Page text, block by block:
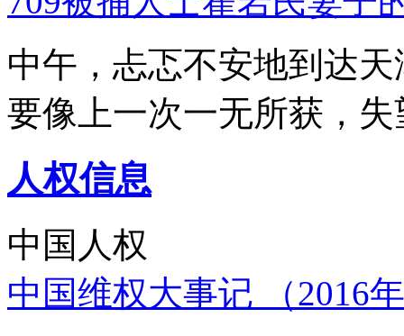
中午，忐忑不安地到达
要像上一次一无所获，
人权信息
中国人权
中国维权大事记 （2016